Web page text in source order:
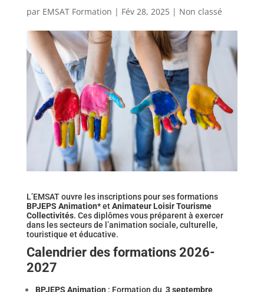
par EMSAT Formation | Fév 28, 2025| Non classé
L’EMSAT ouvre les inscriptions pour ses formations
BPJEPS Animation*etAnimateur Loisir Tourisme
Collectivités. Ces diplômes vous préparent à exercer
dans les secteurs de l’animation sociale, culturelle,
touristique et éducative.
Calendrier des formations 2026-
2027
BPJEPS Animation : Formation du 3 septembre